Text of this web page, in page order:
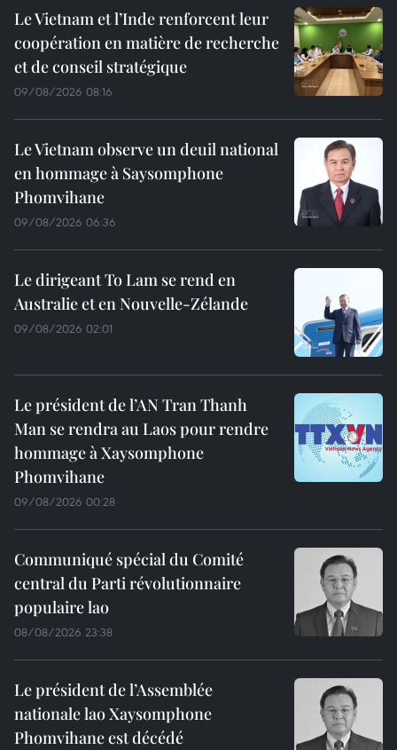
Le Vietnam et l’Inde renforcent leur
coopération en matière de recherche
et de conseil stratégique
09/08/2026 08:16
Le Vietnam observe un deuil national
en hommage à Saysomphone
Phomvihane
09/08/2026 06:36
Le dirigeant To Lam se rend en
Australie et en Nouvelle-Zélande
09/08/2026 02:01
Le président de l’AN Tran Thanh
Man se rendra au Laos pour rendre
hommage à Xaysomphone
Phomvihane
09/08/2026 00:28
Communiqué spécial du Comité
central du Parti révolutionnaire
populaire lao
08/08/2026 23:38
Le président de l’Assemblée
nationale lao Xaysomphone
Phomvihane est décédé